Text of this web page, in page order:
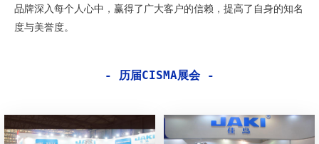
品牌深入每个人心中，赢得了广大客户的信赖，提高了自身的知名
度与美誉度。
- 历届CISMA展会 -